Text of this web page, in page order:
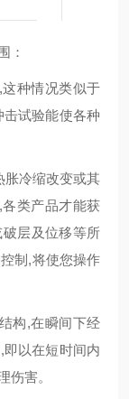
：
,这种情况类似于
击试验能使各种
胀冷缩改变或其
,各类产品才能获
层及位移等所
制 ,将使您操作
构,在瞬间下经
,即以在短时间内
伤害。